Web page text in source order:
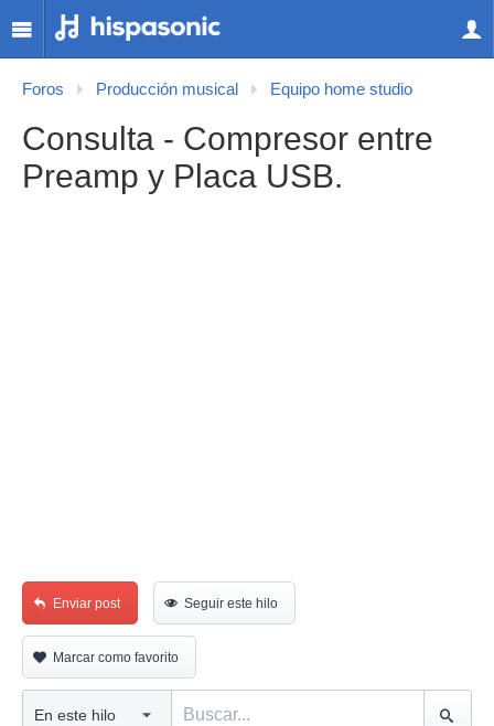
Foros Producción musical Equipo home studio
Consulta - Compresor entre
Preamp y Placa USB.
Enviar post Seguir este hilo
Marcar como favorito